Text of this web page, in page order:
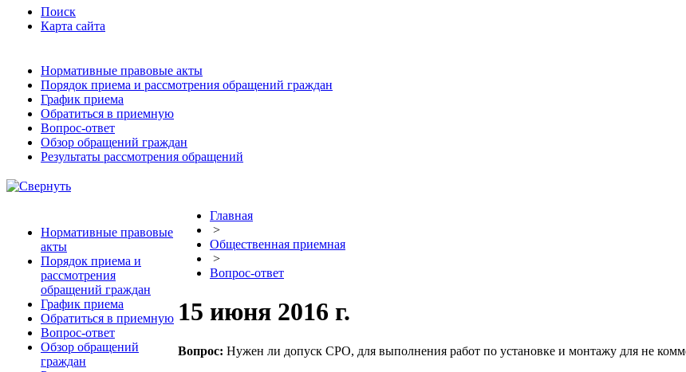
Поиск
Карта сайта
Нормативные правовые акты
Порядок приема и рассмотрения обращений граждан
График приема
Обратиться в приемную
Вопрос-ответ
Обзор обращений граждан
Результаты рассмотрения обращений
Нормативные правовые
акты
Порядок приема и
рассмотрения
обращений граждан
График приема
Обратиться в приемную
Вопрос-ответ
Обзор обращений
граждан
Главная
>
Общественная приемная
>
Вопрос-ответ
15 июня 2016 г.
Вопрос: Нужен ли допуск СРО, для выполнения работ по установке и монтажу для не